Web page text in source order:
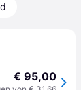
€ 95,00